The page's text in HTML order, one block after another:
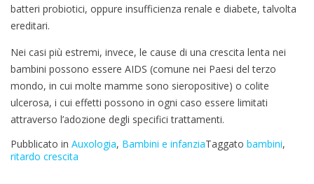
batteri probiotici, oppure insufficienza renale e diabete, talvolta
ereditari.
Nei casi più estremi, invece, le cause di una crescita lenta nei
bambini possono essere AIDS (comune nei Paesi del terzo
mondo, in cui molte mamme sono sieropositive) o colite
ulcerosa, i cui effetti possono in ogni caso essere limitati
attraverso l’adozione degli specifici trattamenti.
Pubblicato in Auxologia, Bambini e infanziaTaggato bambini,
ritardo crescita